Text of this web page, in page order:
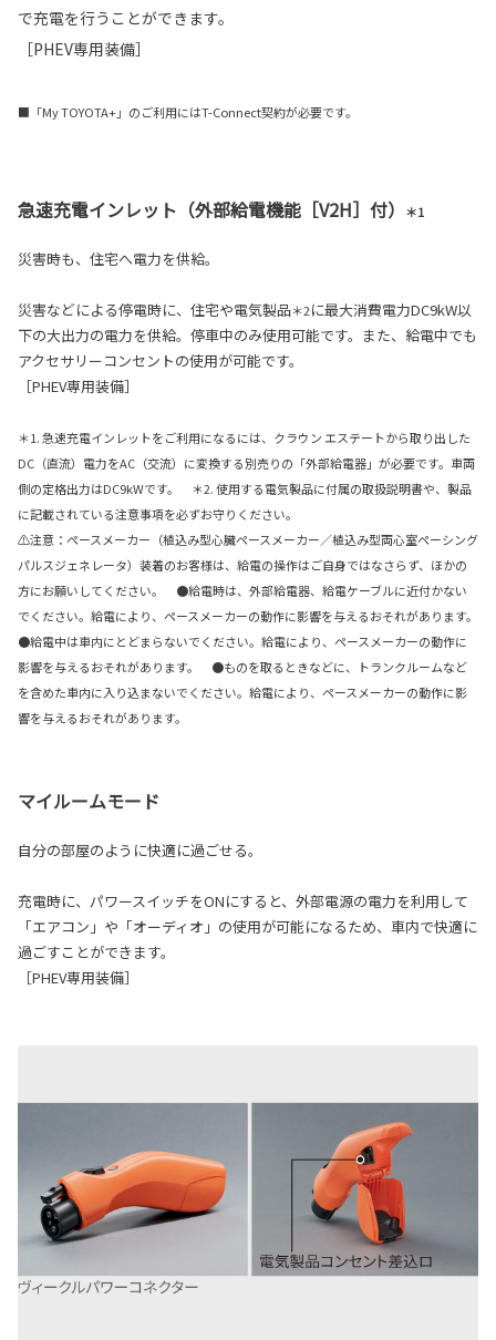
で充電を行うことができます。
［PHEV専用装備］
■「My TOYOTA+」のご利用にはT-Connect契約が必要です。
急速充電インレット（外部給電機能［V2H］付） ＊1
災害時も、住宅へ電力を供給。
災害などによる停電時に、住宅や電気製品＊2に最大消費電力DC9kW以
下の大出力の電力を供給。停車中のみ使用可能です。また、給電中でも
アクセサリーコンセントの使用が可能です。
［PHEV専用装備］
＊1. 急速充電インレットをご利用になるには、クラウン エステートから取り出した
DC（直流）電力をAC（交流）に変換する別売りの「外部給電器」が必要です。車両
側の定格出力はDC9kWです。 ＊2. 使用する電気製品に付属の取扱説明書や、製品
に記載されている注意事項を必ずお守りください。
⚠注意：ペースメーカー（植込み型心臓ペースメーカー／植込み型両心室ペーシング
パルスジェネレータ）装着のお客様は、給電の操作はご自身ではなさらず、ほかの
方にお願いしてください。 ●給電時は、外部給電器、給電ケーブルに近付かない
でください。給電により、ペースメーカーの動作に影響を与えるおそれがあります。
●給電中は車内にとどまらないでください。給電により、ペースメーカーの動作に
影響を与えるおそれがあります。 ●ものを取るときなどに、トランクルームなど
を含めた車内に入り込まないでください。給電により、ペースメーカーの動作に影
響を与えるおそれがあります。
マイルームモード
自分の部屋のように快適に過ごせる。
充電時に、パワースイッチをONにすると、外部電源の電力を利用して
「エアコン」や「オーディオ」の使用が可能になるため、車内で快適に
過ごすことができます。
［PHEV専用装備］